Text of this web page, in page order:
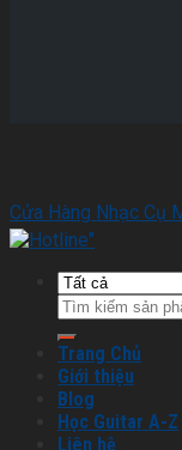
Cửa Hàng Nhạc Cụ
Trang Chủ
Giới thiệu
Blog
Học Guitar A-Z
Liên hệ